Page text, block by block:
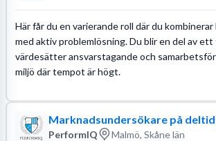
Här får du en varierande roll där du
med aktiv problemlösning. Du blir en del av ett
värdesätter ansvarstagande och
miljö där tempot är högt.
Marknadsundersökare på deltid
PerformIQ Malmö, Skåne län